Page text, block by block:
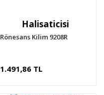
Halisaticisi
Rönesans Kilim 9208R
1.491,86 TL